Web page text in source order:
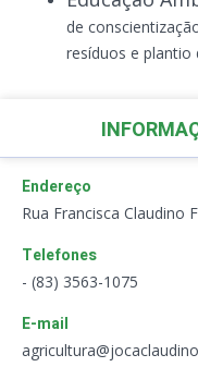
de
resíduos e
Endereço
Rua Francisca Claudino
Telefones
- (83) 3563-1075
E-mail